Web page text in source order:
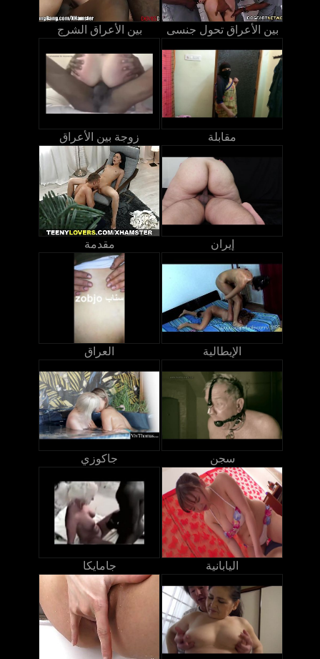
بين الأعراق الشرج بين الأعراق تحول جنسى
زوجة بين الأعراق مقابلة
مقدمة إيران
العراق الإيطالية
جاكوزي سجن
جامايكا اليابانية